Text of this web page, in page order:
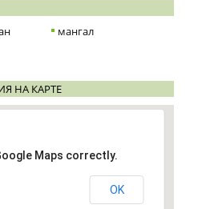
мангал
НА КАРТЕ
Maps correctly.
OK